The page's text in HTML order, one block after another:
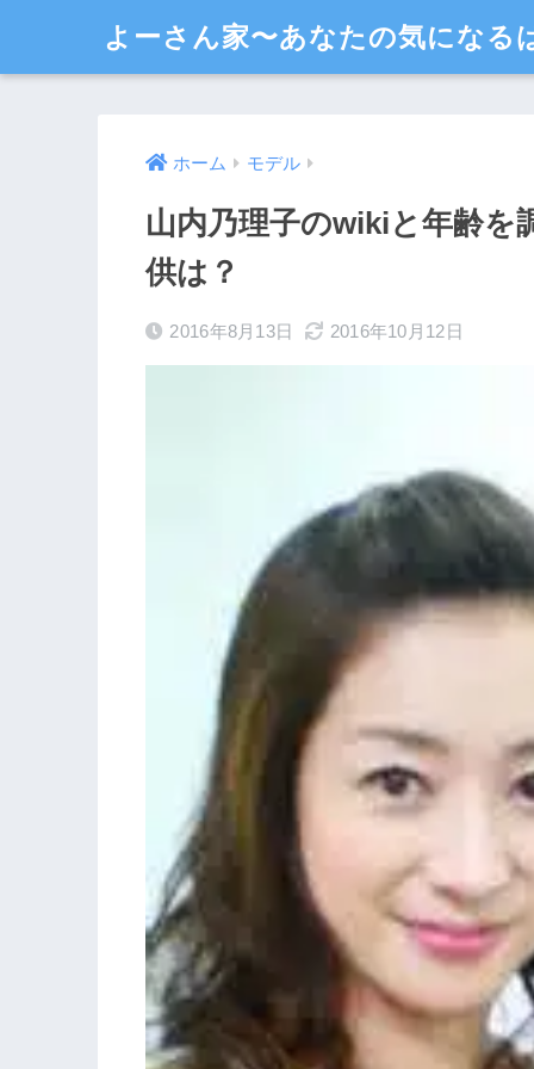
よーさん家〜あなたの気になる
ホーム モデル
山内乃理子のwikiと年齢を
供は？
2016年8月13日 2016年10月12日